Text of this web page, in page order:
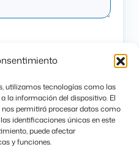
utilizamos tecnologías como las
la información del dispositivo. El
permitirá procesar datos como
identificaciones únicas en este
puede afectar
y funciones.
para reducir el
datos son